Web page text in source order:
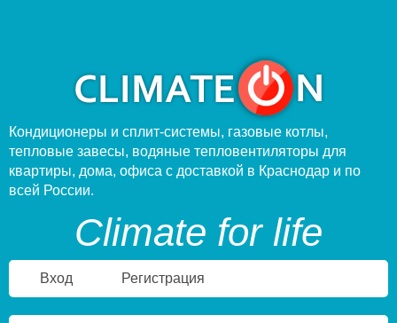
Кондиционеры и сплит-системы, газовые котлы,
тепловые завесы, водяные тепловентиляторы для
квартиры, дома, офиса с доставкой в Краснодар и по
всей России.
Climate for life
Вход Регистрация